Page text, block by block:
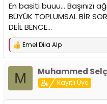
En basiti buuu... Başınızı
BÜYÜK TOPLUMSAL BİR
DEİL BENCE...
T
p
l
Emel Dila Alp
M Muhammed
Kayıtlı Üye